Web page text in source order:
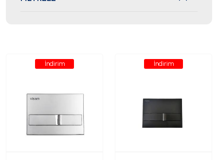
İndirim İndirim